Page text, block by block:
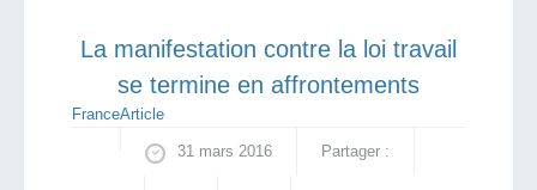
La manifestation contre la loi travail
se termine en affrontements
FranceArticle
31 mars 2016 Partager :